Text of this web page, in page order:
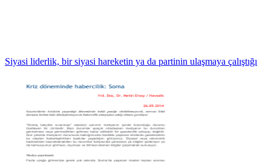
Siyasi liderlik, bir siyasi hareketin ya da partinin ulaşmaya çalıştığı